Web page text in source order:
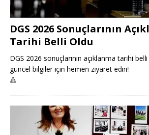
DGS 2026 Sonuçlarının
Tarihi Belli Oldu
DGS 2026 sonuçlarının açıklanma tarihi belli
güncel bilgiler için hemen ziyaret edin!
🔺